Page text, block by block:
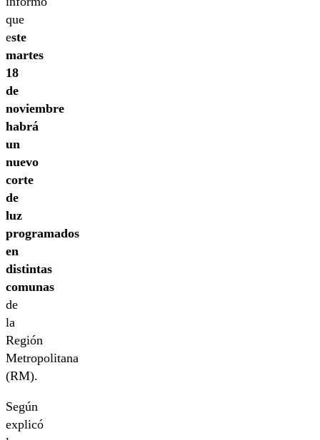
que
este
martes
18
de
noviembre
habrá
un
nuevo
corte
de
luz
programados
en
distintas
comunas
de
la
Región
Metropolitana
(RM).
Según
explicó